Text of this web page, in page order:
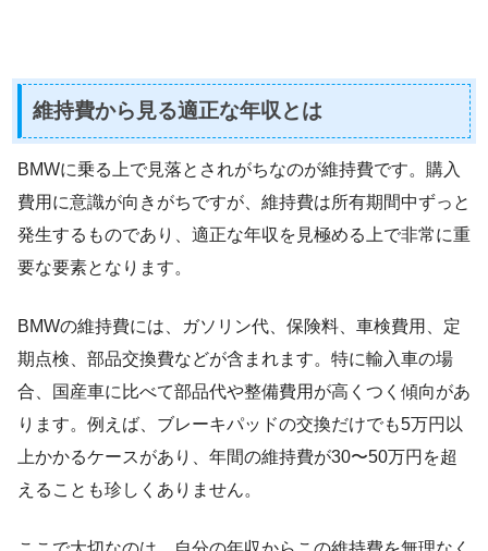
維持費から見る適正な年収とは
BMWに乗る上で見落とされがちなのが維持費です。購入
費用に意識が向きがちですが、維持費は所有期間中ずっと
発生するものであり、適正な年収を見極める上で非常に重
要な要素となります。
BMWの維持費には、ガソリン代、保険料、車検費用、定
期点検、部品交換費などが含まれます。特に輸入車の場
合、国産車に比べて部品代や整備費用が高くつく傾向があ
ります。例えば、ブレーキパッドの交換だけでも5万円以
上かかるケースがあり、年間の維持費が30〜50万円を超
えることも珍しくありません。